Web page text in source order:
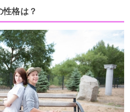
性格は？